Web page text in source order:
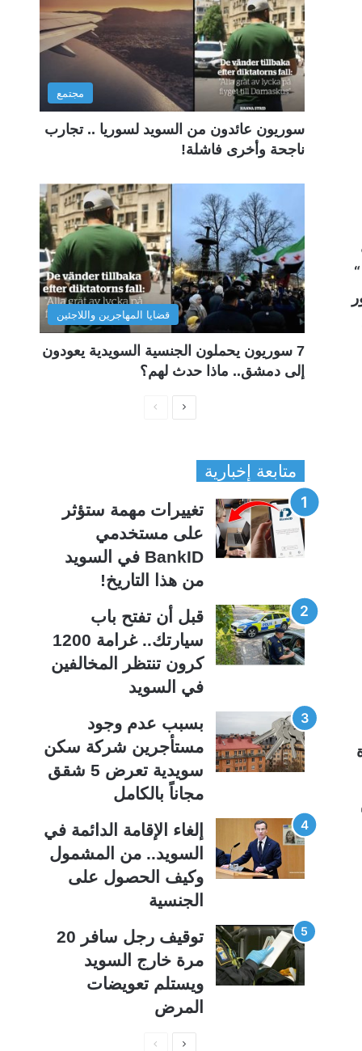
مجتمع
سوريون عائدون من السويد لسوريا .. تجارب
ناجحة وأخرى فاشلة!
قضايا المهاجرين واللاجئين
7 سوريون يحملون الجنسية السويدية يعودون
إلى دمشق.. ماذا حدث لهم؟
ة
ا
ل
س
ا
ة
ل
ت
ا
ي
ة
متابعة إخبارية
تغييرات مهمة ستؤثر
على مستخدمي
BankID في السويد
من هذا التاريخ!
قبل أن تفتح باب
سيارتك.. غرامة 1200
كرون تنتظر المخالفين
في السويد
بسبب عدم وجود
مستأجرين شركة سكن
سويدية تعرض 5 شقق
مجاناً بالكامل
إلغاء الإقامة الدائمة في
السويد.. من المشمول
وكيف الحصول على
الجنسية
توقيف رجل سافر 20
مرة خارج السويد
ويستلم تعويضات
المرض